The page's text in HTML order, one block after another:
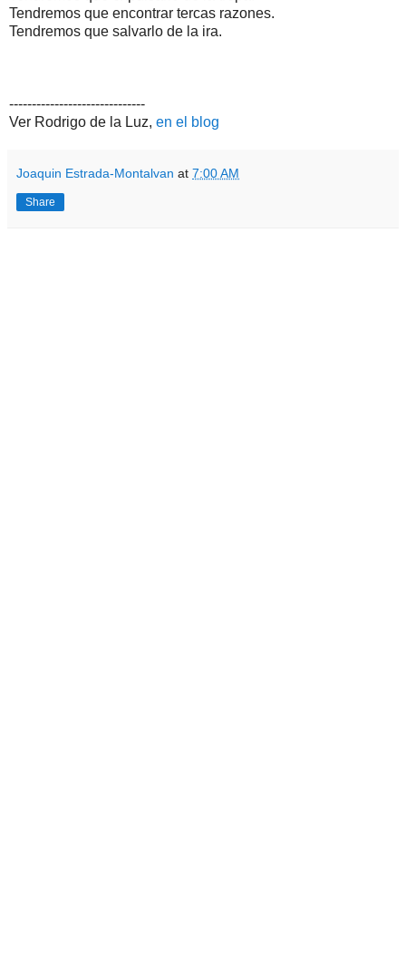
Tendremos que encontrar tercas razones.
Tendremos que salvarlo de la ira.
------------------------------
Ver Rodrigo de la Luz, en el blog
Joaquin Estrada-Montalvan at 7:00 AM
Share